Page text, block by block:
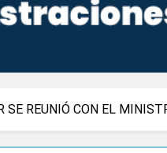
SE REUNIÓ CON EL